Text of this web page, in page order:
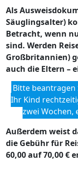
Als
Säuglingsalter)
Betracht, wenn
sind. Werden
Großbritannien)
auch die Eltern –
Bitte beantragen
Ihr Kind
zwei Wochen,
Außerdem weist
die Gebühr für
60,00 auf 70,00 €